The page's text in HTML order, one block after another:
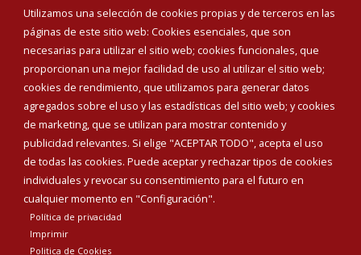
Utilizamos una selección de cookies propias y de terceros en las
páginas de este sitio web: Cookies esenciales, que son
necesarias para utilizar el sitio web; cookies funcionales, que
proporcionan una mejor facilidad de uso al utilizar el sitio web;
cookies de rendimiento, que utilizamos para generar datos
agregados sobre el uso y las estadísticas del sitio web; y cookies
de marketing, que se utilizan para mostrar contenido y
publicidad relevantes. Si elige "ACEPTAR TODO", acepta el uso
de todas las cookies. Puede aceptar y rechazar tipos de cookies
individuales y revocar su consentimiento para el futuro en
cualquier momento en "Configuración".
Política de privacidad
Imprimir
Politica de Cookies
Eventos
Corporación Municipal
Teléfonos de interés
INICIAR SESIÓN
MAPA WEB